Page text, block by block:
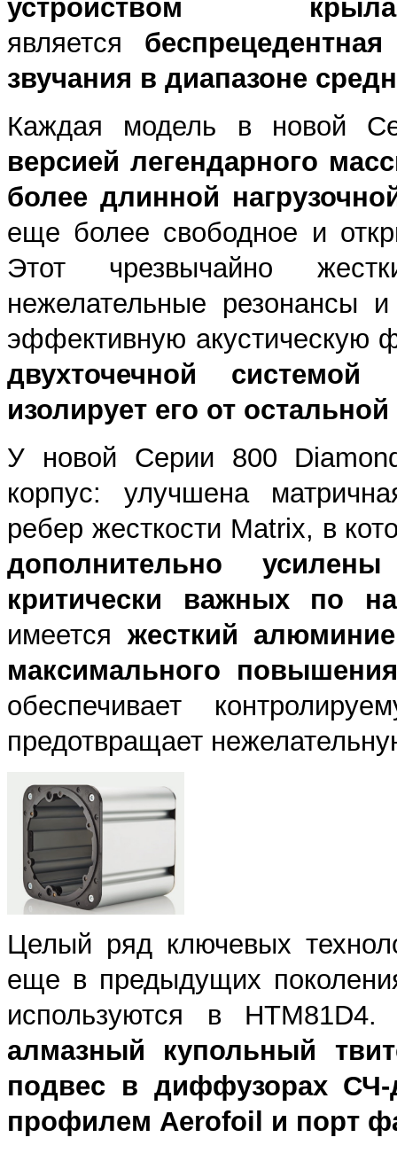
устройством
является
звучания в диапазоне
Каждая модель в новой
версией легендарного
более длинной
еще более свободное и
Этот чрезвычайно
нежелательные резонансы
эффективную акустическую
двухточечной системой
изолирует его от
У новой Серии 800
корпус: улучшена
ребер жесткости Matrix, в
дополнительно
критически важных по
имеется жесткий
максимального
обеспечивает
предотвращает
Целый ряд ключевых
еще в предыдущих
используются в
алмазный купольный
подвес в диффузорах
профилем Aerofoil и порт